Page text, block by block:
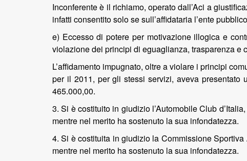
Inconferente è il richiamo, operato dall’Aci a
infatti consentito solo se sull’affidataria l’ente
e) Eccesso di potere per motivazione illogica e
violazione dei principi di eguaglianza, trasparenza e
L’affidamento impugnato, oltre a violare i principi
per il 2011, per gli stessi servizi, aveva presentato
465.000,00.
3. Si è costituito in giudizio l’Automobile Club
mentre nel merito ha sostenuto la sua infondatezza.
4. Si è costituita in giudizio la Commissione
mentre nel merito ha sostenuto la sua infondatezza.